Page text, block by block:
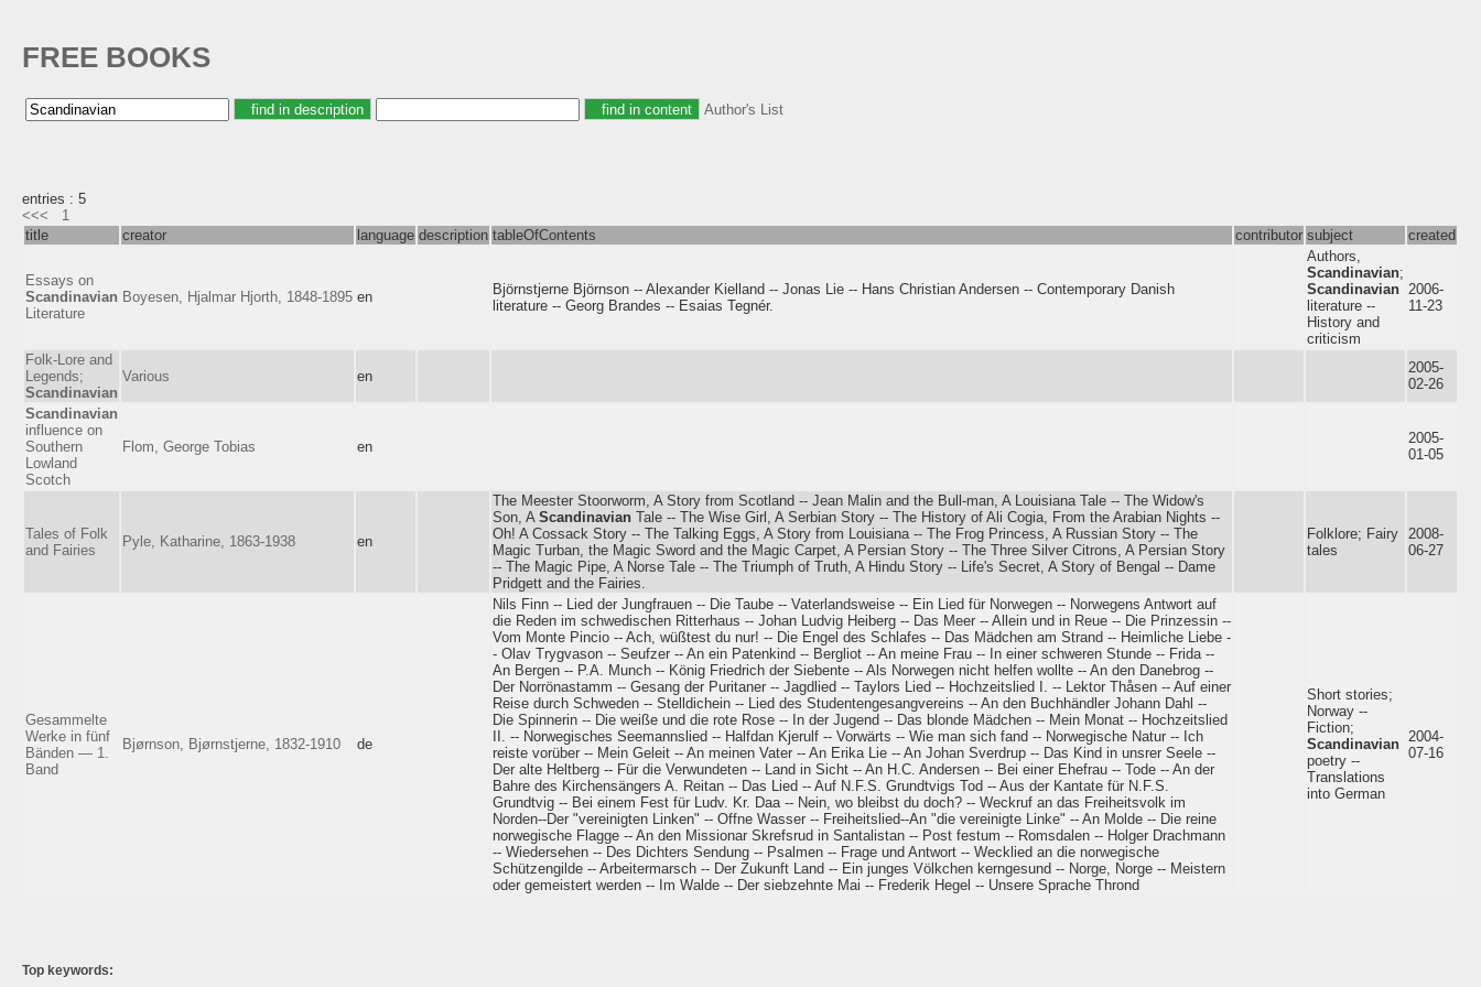
FREE BOOKS
Author's List
entries : 5
<<<
1
title
creator language description tableOfContents contributor subject created
Essays on
Scandinavian
Literature
Boyesen, Hjalmar Hjorth, 1848-1895 en
Björnstjerne Björnson -- Alexander Kielland -- Jonas Lie -- Hans Christian Andersen -- Contemporary Danish
literature -- Georg Brandes -- Esaias Tegnér.
Authors,
Scandinavian;
Scandinavian
literature --
History and
criticism
2006-
11-23
Folk-Lore and
Legends;
Scandinavian
Various en
2005-
02-26
Scandinavian
influence on
Southern
Lowland
Scotch
Flom, George Tobias en
2005-
01-05
Tales of Folk
and Fairies
Pyle, Katharine, 1863-1938 en
The Meester Stoorworm, A Story from Scotland -- Jean Malin and the Bull-man, A Louisiana Tale -- The Widow's
Son, A Scandinavian Tale -- The Wise Girl, A Serbian Story -- The History of Ali Cogia, From the Arabian Nights --
Oh! A Cossack Story -- The Talking Eggs, A Story from Louisiana -- The Frog Princess, A Russian Story -- The
Magic Turban, the Magic Sword and the Magic Carpet, A Persian Story -- The Three Silver Citrons, A Persian Story
-- The Magic Pipe, A Norse Tale -- The Triumph of Truth, A Hindu Story -- Life's Secret, A Story of Bengal -- Dame
Pridgett and the Fairies.
Folklore; Fairy
tales
2008-
06-27
Gesammelte
Werke in fünf
Bänden — 1.
Band
Bjørnson, Bjørnstjerne, 1832-1910 de
Nils Finn -- Lied der Jungfrauen -- Die Taube -- Vaterlandsweise -- Ein Lied für Norwegen -- Norwegens Antwort auf
die Reden im schwedischen Ritterhaus -- Johan Ludvig Heiberg -- Das Meer -- Allein und in Reue -- Die Prinzessin --
Vom Monte Pincio -- Ach, wüßtest du nur! -- Die Engel des Schlafes -- Das Mädchen am Strand -- Heimliche Liebe -
- Olav Trygvason -- Seufzer -- An ein Patenkind -- Bergliot -- An meine Frau -- In einer schweren Stunde -- Frida --
An Bergen -- P.A. Munch -- König Friedrich der Siebente -- Als Norwegen nicht helfen wollte -- An den Danebrog --
Der Norrönastamm -- Gesang der Puritaner -- Jagdlied -- Taylors Lied -- Hochzeitslied I. -- Lektor Thåsen -- Auf einer
Reise durch Schweden -- Stelldichein -- Lied des Studentengesangvereins -- An den Buchhändler Johann Dahl --
Die Spinnerin -- Die weiße und die rote Rose -- In der Jugend -- Das blonde Mädchen -- Mein Monat -- Hochzeitslied
II. -- Norwegisches Seemannslied -- Halfdan Kjerulf -- Vorwärts -- Wie man sich fand -- Norwegische Natur -- Ich
reiste vorüber -- Mein Geleit -- An meinen Vater -- An Erika Lie -- An Johan Sverdrup -- Das Kind in unsrer Seele --
Der alte Heltberg -- Für die Verwundeten -- Land in Sicht -- An H.C. Andersen -- Bei einer Ehefrau -- Tode -- An der
Bahre des Kirchensängers A. Reitan -- Das Lied -- Auf N.F.S. Grundtvigs Tod -- Aus der Kantate für N.F.S.
Grundtvig -- Bei einem Fest für Ludv. Kr. Daa -- Nein, wo bleibst du doch? -- Weckruf an das Freiheitsvolk im
Norden--Der "vereinigten Linken" -- Offne Wasser -- Freiheitslied--An "die vereinigte Linke" -- An Molde -- Die reine
norwegische Flagge -- An den Missionar Skrefsrud in Santalistan -- Post festum -- Romsdalen -- Holger Drachmann
-- Wiedersehen -- Des Dichters Sendung -- Psalmen -- Frage und Antwort -- Wecklied an die norwegische
Schützengilde -- Arbeitermarsch -- Der Zukunft Land -- Ein junges Völkchen kerngesund -- Norge, Norge -- Meistern
oder gemeistert werden -- Im Walde -- Der siebzehnte Mai -- Frederik Hegel -- Unsere Sprache Thrond
Short stories;
Norway --
Fiction;
Scandinavian
poetry --
Translations
into German
2004-
07-16
Top keywords: